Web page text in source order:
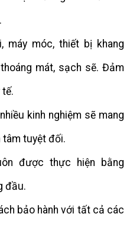
máy móc, thiết bị khang
mát, sạch sẽ. Đảm
kinh nghiệm sẽ mang
tâm tuyệt đối.
được thực hiện bằng
đầu.
bảo hành với tất cả các